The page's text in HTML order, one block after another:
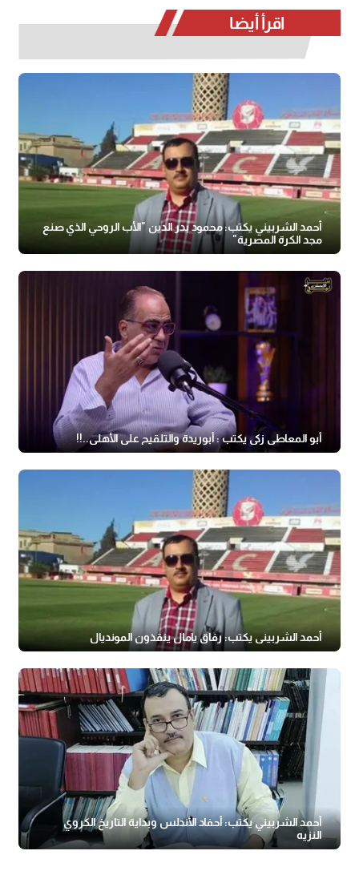
اقرأ أيضا
أحمد الشربيني يكتب: محمود بدر الدين "الأب الروحي الذي صنع
مجد الكرة المصرية"
أبو المعاطي زكى يكتب : أبوريدة والتلقيح على الأهلى..!!
أحمد الشربيني يكتب: رفاق يامال ينقذون المونديال
أحمد الشربيني يكتب: أحفاد الأندلس وبداية التاريخ الكروي
النزيه